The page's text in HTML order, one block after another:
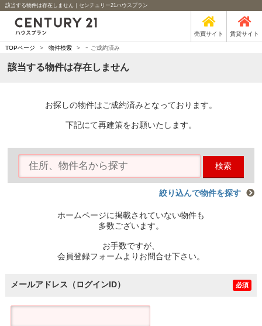
該当する物件は存在しません｜センチュリー21ハウスプラン
売買サイト 賃貸サイト
TOPページ > 物件検索 > - ご成約済み
該当する物件は存在しません
お探しの物件はご成約済みとなっております。
下記にて再建策をお願いたします。
検索
絞り込んで物件を探す
ホームページに掲載されていない物件も
多数ございます。
お手数ですが、
会員登録フォームよりお問合せ下さい。
メールアドレス（ログインID） 必須